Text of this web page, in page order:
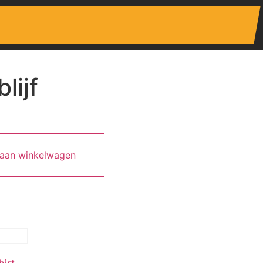
winkelwagen